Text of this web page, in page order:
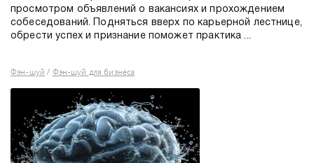
просмотром объявлений о вакансиях и прохождением
собеседований. Подняться вверх по карьерной лестнице,
обрести успех и признание поможет практика ...
Фэн-шуй / Фэн-шуй для бизнеса